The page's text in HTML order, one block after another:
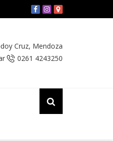
CAPRINOS
Cruz, Mendoza
0261 4243250